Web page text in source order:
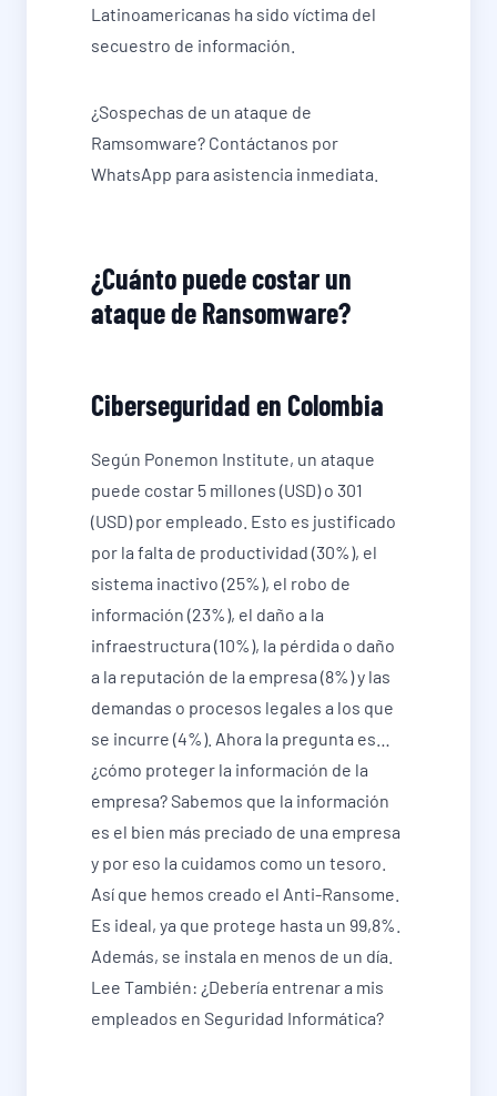
Latinoamericanas ha sido víctima del
secuestro de información.
¿Sospechas de un ataque de
Ramsomware? Contáctanos por
WhatsApp para asistencia inmediata.
¿Cuánto puede costar un
ataque de Ransomware?
Ciberseguridad en Colombia
Según Ponemon Institute, un ataque
puede costar 5 millones (USD) o 301
(USD) por empleado. Esto es justificado
por la falta de productividad (30%), el
sistema inactivo (25%), el robo de
información (23%), el daño a la
infraestructura (10%), la pérdida o daño
a la reputación de la empresa (8%) y las
demandas o procesos legales a los que
se incurre (4%). Ahora la pregunta es…
¿cómo proteger la información de la
empresa? Sabemos que la información
es el bien más preciado de una empresa
y por eso la cuidamos como un tesoro.
Así que hemos creado el Anti-Ransome.
Es ideal, ya que protege hasta un 99,8%.
Además, se instala en menos de un día.
Lee También: ¿Debería entrenar a mis
empleados en Seguridad Informática?